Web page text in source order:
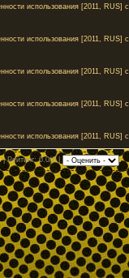
использования [2011, RUS] с
использования [2011, RUS] с
использования [2011, RUS] с
использования [2011, RUS] с
использования [2011, RUS] с
|Рейтинг: 0.0/0 |